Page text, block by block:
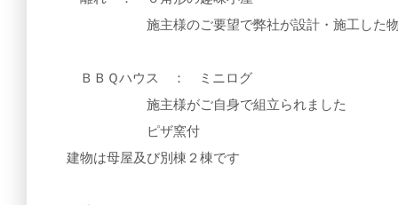
施主様のご要望で弊社が設計・施工した物
ＢＢＱハウス ： ミニログ
施主様がご自身で組立られました
ピザ窯付
建物は母屋及び別棟２棟です